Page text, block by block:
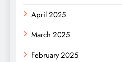
April 2025
March 2025
February 2025